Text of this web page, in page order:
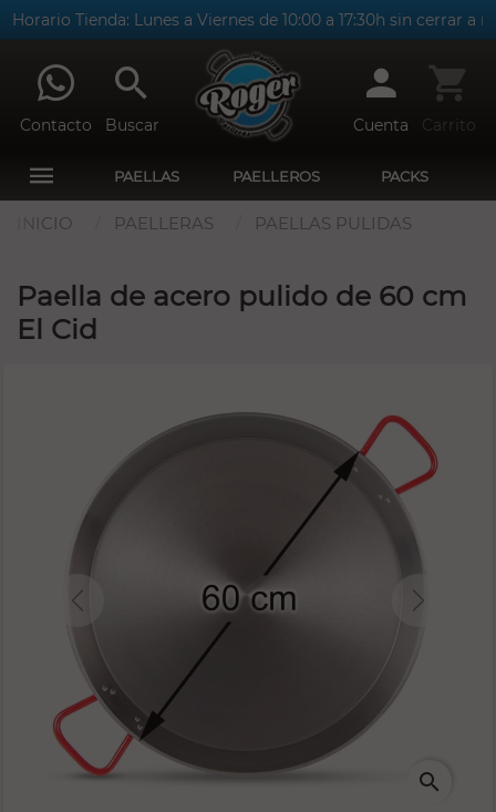
Tienda: Lunes a Viernes de 10:00 a 17:30h sin cerrar a
Contacto Buscar Cuenta Carrito
PAELLAS PAELLEROS PACKS
INICIO PAELLERAS PAELLAS PULIDAS
Paella de acero pulido de 60 cm
El Cid
Previous Next
search